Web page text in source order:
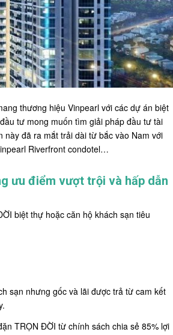
thương hiệu Vinpearl với các dự án biệt
tư mong muốn tìm giải pháp đầu tư tài
đã ra mắt trải dài từ bắc vào Nam với
Riverfront condotel…
ưu điểm vượt trội và hấp dẫn
biệt thự hoặc căn hộ khách sạn tiêu
sạn nhưng gốc và lãi được trả từ cam kết
TRỌN ĐỜI từ chính sách chia sẻ 85% lợi